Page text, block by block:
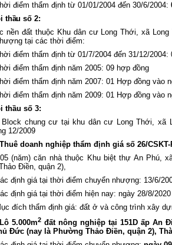
điểm thẩm định từ 01/01/2004 đến 30/6/2004:
thầu số 2:
nền đất thuộc Khu dân cư Long Thới, xã
tại các thời điểm:
điểm thẩm định từ 01/7/2004 đến 31/12/2004:
điểm thẩm định năm 2005: 09 hợp đồng
điểm thẩm định năm 2007: 01 Hợp đồng vào
điểm thẩm định năm 2009: 01 Hợp đồng vào
thầu số 3:
Block chung cư tại khu dân cư Long Thới, xã
12/2009
Thuê doanh nghiệp thẩm định giá số26/
05 (năm) căn nhà thuộc Khu biệt thự An Phú,
Điền, quận 2),
định giá tại thời điểm chuyển nhượng: 13/6/
định giá tại thời điểm hiện nay: ngày 28/8/2020
đích thẩm định giá: đất ở và công trình xây
5.000m2 đất nông nghiệp tại 151D ấp An
Đức (nay là Phường Thảo Điền, quận 2),